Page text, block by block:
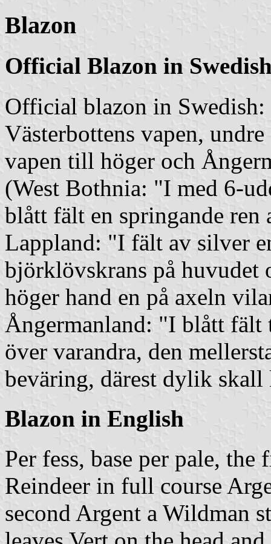
Blazon
Official Blazon in
Official blazon in Swedish:
Västerbottens vapen,
vapen till höger och
(West Bothnia: "I med 6-
blått fält en springande
Lappland: "I fält av silver
björklövskrans på huvudet
höger hand en på axeln
Ångermanland: "I blått
över varandra, den
beväring, därest dylik
Blazon in English
Per fess, base per pale,
Reindeer in full course
second Argent a Wildman